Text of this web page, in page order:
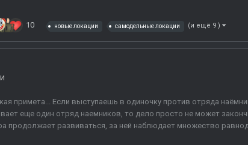
10 новые локации самодельные локации (и ещё 9 )
примета... Если выступаешь в одиночку против отряда
еще один отряд наемников, то дело просто не может
продолжает развиваться, за ней наблюдает множество